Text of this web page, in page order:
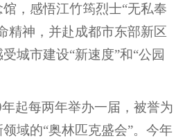
，感悟江竹筠烈士“无私奉
精神，并赴成都市东部新区
城市建设“新速度”和“公园
年起每两年举办一届，被誉为
域的“奥林匹克盛会”。今年